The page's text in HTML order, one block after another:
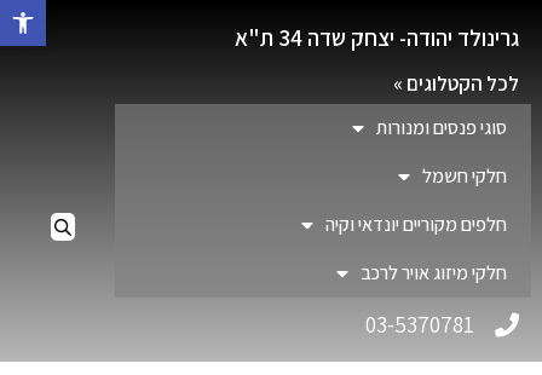
פתח
גרינולד יהודה- יצחק שדה 34 ת"א
לכל הקטלוגים »
סוגי פנסים ומנורות
חלקי חשמל
חלפים מקוריים יונדאי וקיה
חלקי מיזוג אויר לרכב
03-5370781